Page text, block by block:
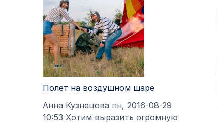
Полет на воздушном шаре
Анна Кузнецова пн, 2016-08-29
10:53 Хотим выразить огромную